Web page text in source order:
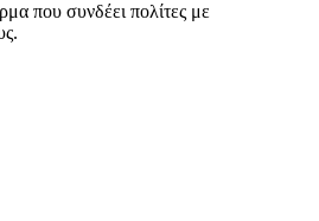
που συνδέει πολίτες με